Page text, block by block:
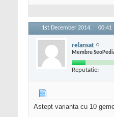
1st December 2014, 00:41
relansat
Membru
Reputatie:
Astept varianta cu 10